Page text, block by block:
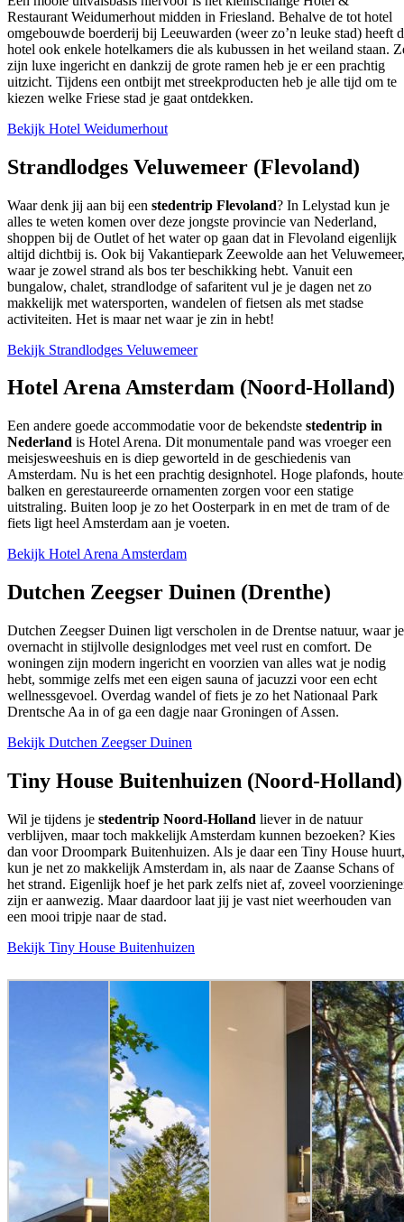
Restaurant Weidumerhout midden in Friesland. Behalve de tot hotel
omgebouwde boerderij bij Leeuwarden (weer zo’n leuke stad) heeft
hotel ook enkele hotelkamers die als kubussen in het weiland staan.
zijn luxe ingericht en dankzij de grote ramen heb je er een prachtig
uitzicht. Tijdens een ontbijt met streekproducten heb je alle tijd om te
kiezen welke Friese stad je gaat ontdekken.
Bekijk Hotel Weidumerhout
Strandlodges Veluwemeer (Flevoland)
Waar denk jij aan bij een stedentrip Flevoland? In Lelystad kun je
alles te weten komen over deze jongste provincie van Nederland,
shoppen bij de Outlet of het water op gaan dat in Flevoland eigenlijk
altijd dichtbij is. Ook bij Vakantiepark Zeewolde aan het Veluwemeer,
waar je zowel strand als bos ter beschikking hebt. Vanuit een
bungalow, chalet, strandlodge of safaritent vul je je dagen net zo
makkelijk met watersporten, wandelen of fietsen als met stadse
activiteiten. Het is maar net waar je zin in hebt!
Bekijk Strandlodges Veluwemeer
Hotel Arena Amsterdam (Noord-Holland)
Een andere goede accommodatie voor de bekendste stedentrip in
Nederland is Hotel Arena. Dit monumentale pand was vroeger een
meisjesweeshuis en is diep geworteld in de geschiedenis van
Amsterdam. Nu is het een prachtig designhotel. Hoge plafonds,
balken en gerestaureerde ornamenten zorgen voor een statige
uitstraling. Buiten loop je zo het Oosterpark in en met de tram of de
fiets ligt heel Amsterdam aan je voeten.
Bekijk Hotel Arena Amsterdam
Dutchen Zeegser Duinen (Drenthe)
Dutchen Zeegser Duinen ligt verscholen in de Drentse natuur, waar je
overnacht in stijlvolle designlodges met veel rust en comfort. De
woningen zijn modern ingericht en voorzien van alles wat je nodig
hebt, sommige zelfs met een eigen sauna of jacuzzi voor een echt
wellnessgevoel. Overdag wandel of fiets je zo het Nationaal Park
Drentsche Aa in of ga een dagje naar Groningen of Assen.
Bekijk Dutchen Zeegser Duinen
Tiny House Buitenhuizen (Noord-Holland)
Wil je tijdens je stedentrip Noord-Holland liever in de natuur
verblijven, maar toch makkelijk Amsterdam kunnen bezoeken? Kies
dan voor Droompark Buitenhuizen. Als je daar een Tiny House huurt,
kun je net zo makkelijk Amsterdam in, als naar de Zaanse Schans of
het strand. Eigenlijk hoef je het park zelfs niet af, zoveel
zijn er aanwezig. Maar daardoor laat jij je vast niet weerhouden van
een mooi tripje naar de stad.
Bekijk Tiny House Buitenhuizen